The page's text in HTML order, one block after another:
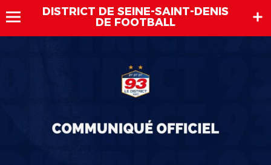
DISTRICT DE SEINE-SAINT-DENIS
DE FOOTBALL